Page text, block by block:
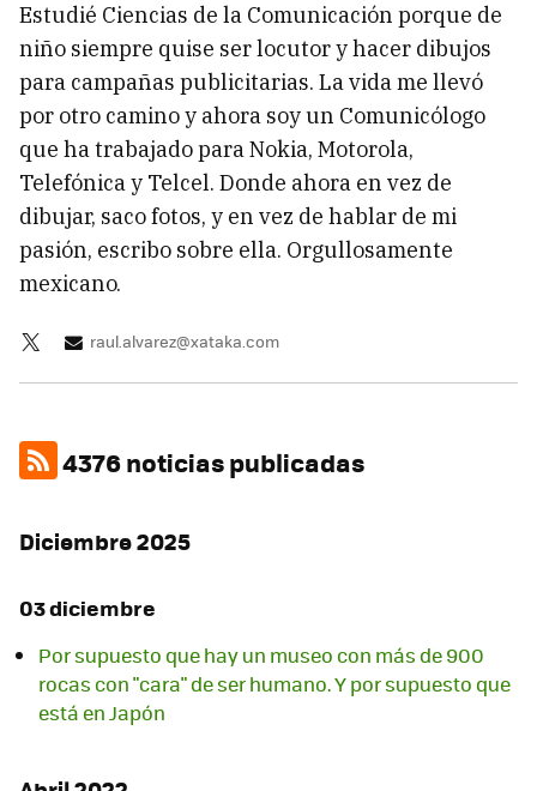
Estudié Ciencias de la Comunicación porque de
niño siempre quise ser locutor y hacer dibujos
para campañas publicitarias. La vida me llevó
por otro camino y ahora soy un Comunicólogo
que ha trabajado para Nokia, Motorola,
Telefónica y Telcel. Donde ahora en vez de
dibujar, saco fotos, y en vez de hablar de mi
pasión, escribo sobre ella. Orgullosamente
mexicano.
raul.alvarez@xataka.com
4376 noticias publicadas
Diciembre 2025
03 diciembre
Por supuesto que hay un museo con más de 900
rocas con "cara" de ser humano. Y por supuesto que
está en Japón